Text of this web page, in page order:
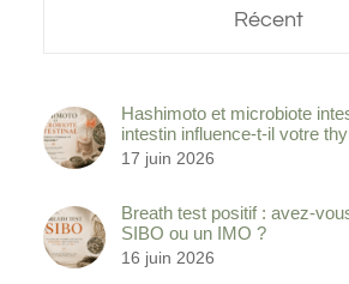
Récent
Hashimoto et microbiote
intestin influence-t-il votre
17 juin 2026
Breath test positif : avez-
SIBO ou un IMO ?
16 juin 2026